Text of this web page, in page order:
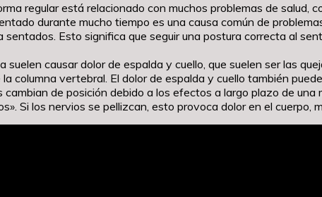
regular está relacionado con muchos problemas de salud,
durante mucho tiempo es una causa común de
Esto significa que seguir una postura correcta al
suelen causar dolor de espalda y cuello, que suelen ser las
columna vertebral. El dolor de espalda y cuello también
de posición debido a los efectos a largo plazo de
Si los nervios se pellizcan, esto provoca dolor en el cuerpo,